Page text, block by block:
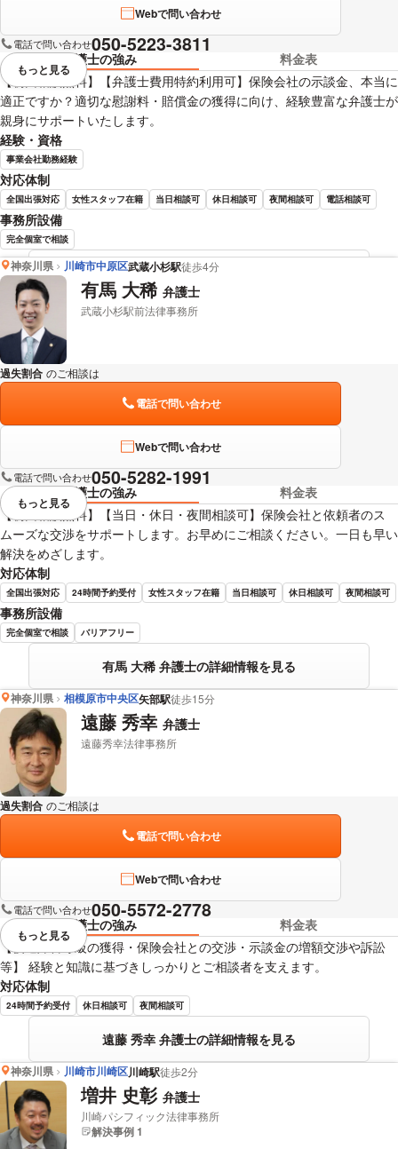
Webで問い合わせ
電話で問い合わせ050-5223-3811
弁護士の強み
料金表
【初回相談無料】【弁護士費用特約利用可】保険会社の示談金、本当に
適正ですか？適切な慰謝料・賠償金の獲得に向け、経験豊富な弁護士が
親身にサポートいたします。
経験・資格
事業会社勤務経験
対応体制
全国出張対応 女性スタッフ在籍 当日相談可 休日相談可 夜間相談可 電話相談可
事務所設備
完全個室で相談
佐伯 圭佑 弁護士の詳細情報を見る
視覚的に省略されている要素を
もっと見る
神奈川県 川崎市中原区武蔵小杉駅徒歩4分
有馬 大稀 弁護士
武蔵小杉駅前法律事務所
過失割合 のご相談は
電話で問い合わせ
Webで問い合わせ
電話で問い合わせ050-5282-1991
弁護士の強み
料金表
【初回相談無料】【当日・休日・夜間相談可】保険会社と依頼者のス
ムーズな交渉をサポートします。お早めにご相談ください。一日も早い
解決をめざします。
対応体制
全国出張対応 24時間予約受付 女性スタッフ在籍 当日相談可 休日相談可 夜間相談可
事務所設備
完全個室で相談 バリアフリー
有馬 大稀 弁護士の詳細情報を見る
視覚的に省略されている要素を
もっと見る
神奈川県 相模原市中央区矢部駅徒歩15分
遠藤 秀幸 弁護士
遠藤秀幸法律事務所
過失割合 のご相談は
電話で問い合わせ
Webで問い合わせ
電話で問い合わせ050-5572-2778
弁護士の強み
料金表
【後遺障害等級の獲得・保険会社との交渉・示談金の増額交渉や訴訟
等】 経験と知識に基づきしっかりとご相談者を支えます。
対応体制
24時間予約受付 休日相談可 夜間相談可
遠藤 秀幸 弁護士の詳細情報を見る
視覚的に省略されている要素を
もっと見る
神奈川県 川崎市川崎区川崎駅徒歩2分
増井 史彰 弁護士
川崎パシフィック法律事務所
解決事例 1